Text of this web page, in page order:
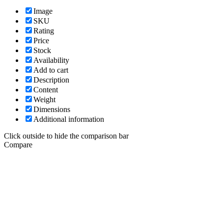
Image
SKU
Rating
Price
Stock
Availability
Add to cart
Description
Content
Weight
Dimensions
Additional information
Click outside to hide the comparison bar
Compare